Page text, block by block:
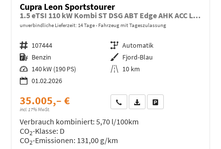
Cupra Leon Sportstourer
1.5 eTSI 110 kW Kombi ST DSG ABT Edge AHK ACC LED
unverbindliche Lieferzeit: 14 Tage Fahrzeug mit Tageszulassung
Fahrzeugnr. 107444 Getriebe Automatik
Kraftstoff Benzin Außenfarbe Fjord-Blau
Leistung 140 kW (190 PS) Kilometerstand 10 km
01.02.2026
35.005,– €
incl. 17% MwSt.
Wir rufen Sie anFahrzeugexposé (PDF)
Verbrauch kombiniert: 5,70 l/100km
CO2-Klasse: D
CO2-Emissionen: 131,00 g/km